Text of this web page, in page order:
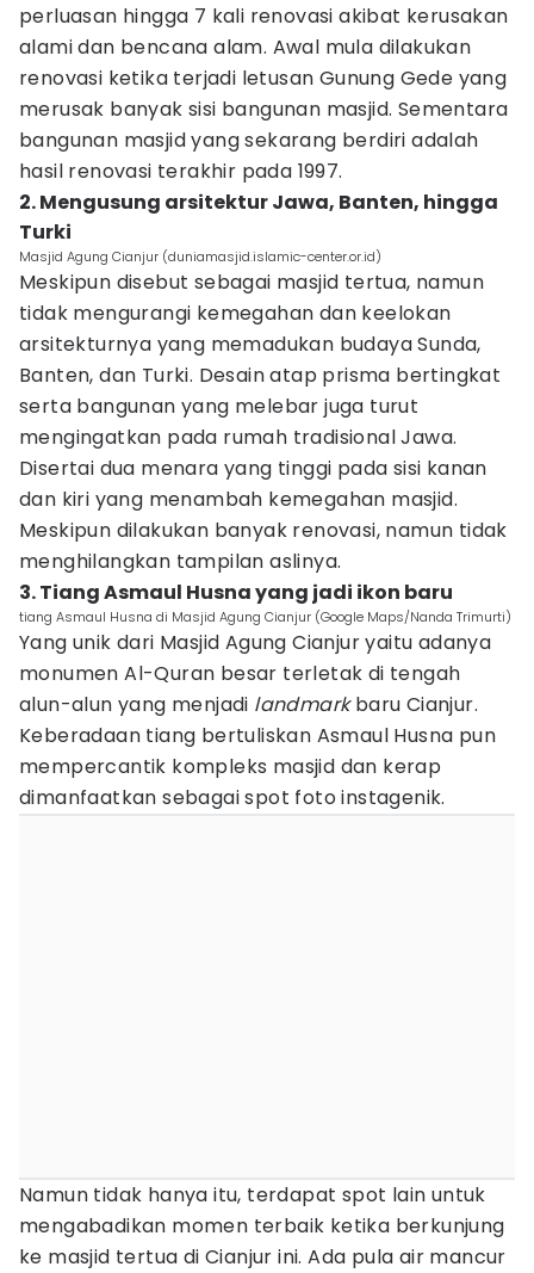
perluasan hingga 7 kali renovasi akibat kerusakan
alami dan bencana alam. Awal mula dilakukan
renovasi ketika terjadi letusan Gunung Gede yang
merusak banyak sisi bangunan masjid. Sementara
bangunan masjid yang sekarang berdiri adalah
hasil renovasi terakhir pada 1997.
2. Mengusung arsitektur Jawa, Banten, hingga
Turki
Masjid Agung Cianjur (duniamasjid.islamic-center.or.id)
Meskipun disebut sebagai masjid tertua, namun
tidak mengurangi kemegahan dan keelokan
arsitekturnya yang memadukan budaya Sunda,
Banten, dan Turki. Desain atap prisma bertingkat
serta bangunan yang melebar juga turut
mengingatkan pada rumah tradisional Jawa.
Disertai dua menara yang tinggi pada sisi kanan
dan kiri yang menambah kemegahan masjid.
Meskipun dilakukan banyak renovasi, namun tidak
menghilangkan tampilan aslinya.
3. Tiang Asmaul Husna yang jadi ikon baru
tiang Asmaul Husna di Masjid Agung Cianjur (Google Maps/Nanda Trimurti)
Yang unik dari Masjid Agung Cianjur yaitu adanya
monumen Al-Quran besar terletak di tengah
alun-alun yang menjadi landmarkbaru Cianjur.
Keberadaan tiang bertuliskan Asmaul Husna pun
mempercantik kompleks masjid dan kerap
dimanfaatkan sebagai spot foto instagenik.
Namun tidak hanya itu, terdapat spot lain untuk
mengabadikan momen terbaik ketika berkunjung
ke masjid tertua di Cianjur ini. Ada pula air mancur